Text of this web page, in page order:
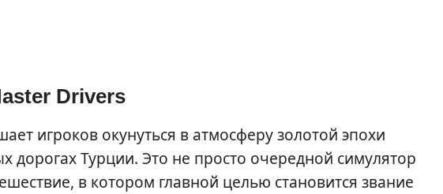
Drivers
игроков окунуться в атмосферу золотой эпохи
дорогах Турции. Это не просто очередной симулятор
в котором главной целью становится звание